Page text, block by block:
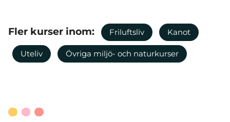
Fler kurser inom: Friluftsliv Kanot
Uteliv Övriga miljö- och naturkurser